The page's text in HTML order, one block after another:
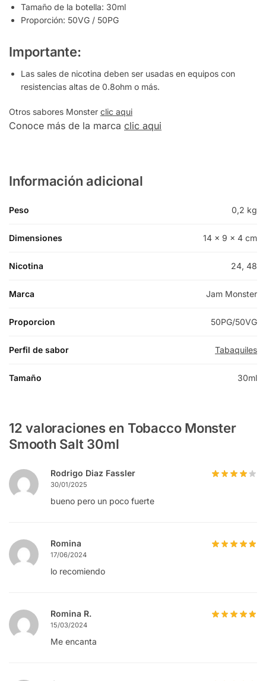
Tamaño de la botella: 30ml
Proporción: 50VG / 50PG
Importante:
Las sales de nicotina deben ser usadas en equipos con
resistencias altas de 0.8ohm o más.
Otros sabores Monster clic aqui
Conoce más de la marca clic aqui
Información adicional
Peso 0,2 kg
Dimensiones 14 × 9 × 4 cm
Nicotina 24, 48
Marca Jam Monster
Proporcion 50PG/50VG
Perfil de sabor Tabaquiles
Tamaño 30ml
12 valoraciones en Tobacco Monster
Smooth Salt 30ml
Rodrigo Diaz Fassler
30/01/2025
bueno pero un poco fuerte
Romina
17/06/2024
lo recomiendo
Romina R.
15/03/2024
Me encanta